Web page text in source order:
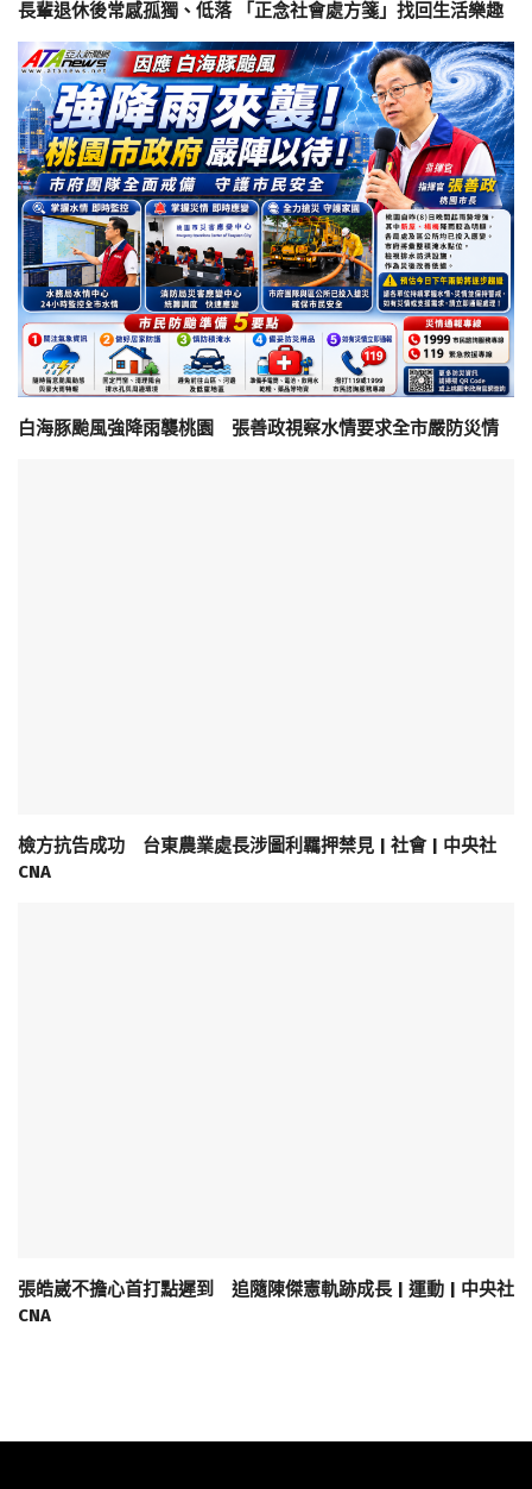
長輩退休後常感孤獨、低落 「正念社會處方箋」找回生活樂趣
白海豚颱風強降雨襲桃園 張善政視察水情要求全市嚴防災情
檢方抗告成功 台東農業處長涉圖利羈押禁見 | 社會 | 中央社
CNA
張皓崴不擔心首打點遲到 追隨陳傑憲軌跡成長 | 運動 | 中央社
CNA